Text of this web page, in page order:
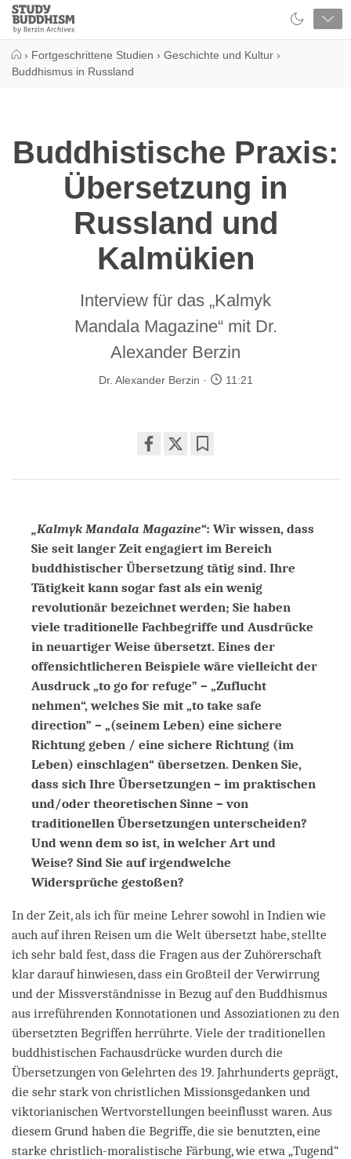
Close
Study
Buddhism
› Fortgeschrittene Studien › Geschichte und Kultur ›
Buddhismus in Russland
Buddhistische Praxis:
Übersetzung in
Russland und
Kalmükien
Interview für das „Kalmyk
Mandala Magazine“ mit Dr.
Alexander Berzin
Dr. Alexander Berzin 11:21
on
„Kalmyk Mandala Magazine“: Wir wissen, dass
Sie seit langer Zeit engagiert im Bereich
buddhistischer Übersetzung tätig sind. Ihre
Tätigkeit kann sogar fast als ein wenig
revolutionär bezeichnet werden; Sie haben
viele traditionelle Fachbegriffe und Ausdrücke
in neuartiger Weise übersetzt. Eines der
offensichtlicheren Beispiele wäre vielleicht der
Ausdruck „to go for refuge” – „Zuflucht
nehmen“, welches Sie mit „to take safe
direction” – „(seinem Leben) eine sichere
Richtung geben / eine sichere Richtung (im
Leben) einschlagen“ übersetzen. Denken Sie,
dass sich Ihre Übersetzungen – im praktischen
und/oder theoretischen Sinne – von
traditionellen Übersetzungen unterscheiden?
Und wenn dem so ist, in welcher Art und
Weise? Sind Sie auf irgendwelche
Widersprüche gestoßen?
In der Zeit, als ich für meine Lehrer sowohl in Indien wie
auch auf ihren Reisen um die Welt übersetzt habe, stellte
ich sehr bald fest, dass die Fragen aus der Zuhörerschaft
klar darauf hinwiesen, dass ein Großteil der Verwirrung
und der Missverständnisse in Bezug auf den Buddhismus
aus irreführenden Konnotationen und Assoziationen zu den
übersetzten Begriffen herrührte. Viele der traditionellen
buddhistischen Fachausdrücke wurden durch die
Übersetzungen von Gelehrten des 19. Jahrhunderts geprägt,
die sehr stark von christlichen Missionsgedanken und
viktorianischen Wertvorstellungen beeinflusst waren. Aus
diesem Grund haben die Begriffe, die sie benutzten, eine
starke christlich-moralistische Färbung, wie etwa „Tugend“